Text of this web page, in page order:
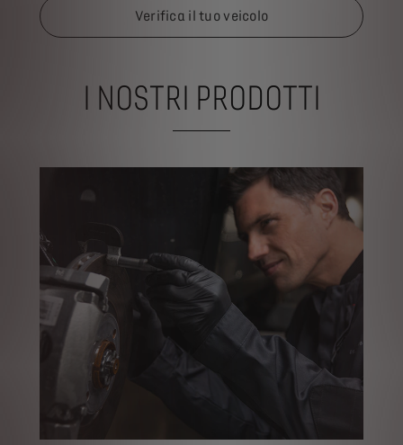
Verifica il tuo veicolo
I NOSTRI PRODOTTI